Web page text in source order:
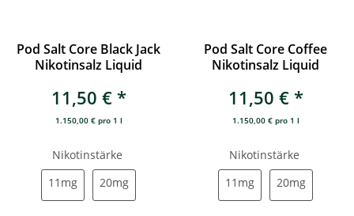
Pod Salt Core Black Jack
Nikotinsalz Liquid
11,50 € *
1.150,00 € pro 1 l
Nikotinstärke
11mg11mg20mg20mg
Pod Salt Core Coffee
Nikotinsalz Liquid
11,50 € *
1.150,00 € pro 1 l
Nikotinstärke
11mg11mg20mg20mg